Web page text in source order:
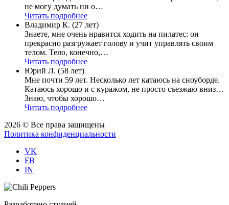
не могу думать ни о…
Читать подробнее
Владимир К. (27 лет)
Знаете, мне очень нравится ходить на пилатес: он
прекрасно разгружает голову и учит управлять своим
телом. Тело, конечно,…
Читать подробнее
Юрий Л. (58 лет)
Мне почти 59 лет. Несколько лет катаюсь на сноуборде.
Катаюсь хорошо и с куражом, не просто съезжаю вниз…
Знаю, чтобы хорошо…
Читать подробнее
2026 © Все права защищены
Политика конфиденциальности
VK
FB
IN